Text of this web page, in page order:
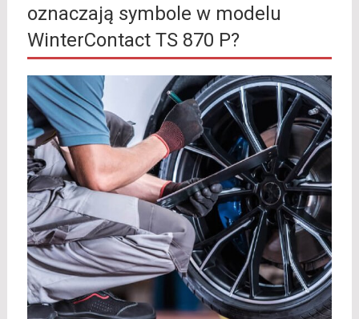
oznaczają symbole w modelu
WinterContact TS 870 P?